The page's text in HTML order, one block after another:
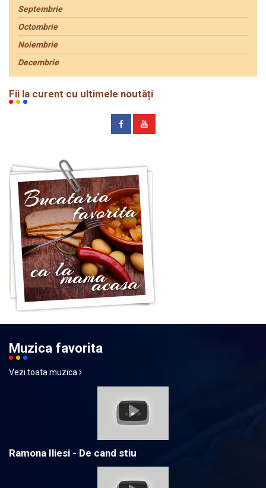
Septembrie
Octombrie
Noiembrie
Decembrie
Fii la curent cu ultimele noutăți
Muzica favorita
Vezi toata muzica
Ramona Iliesi - De cand stiu